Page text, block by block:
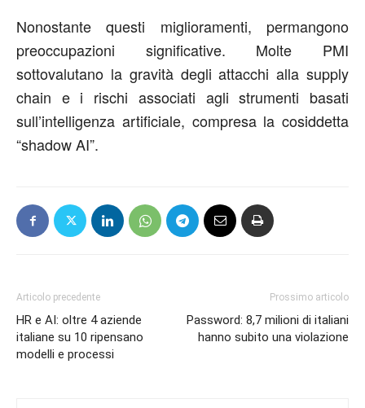
Nonostante questi miglioramenti, permangono
preoccupazioni significative. Molte PMI
sottovalutano la gravità degli attacchi alla supply
chain e i rischi associati agli strumenti basati
sull’intelligenza artificiale, compresa la cosiddetta
“shadow AI”.
Articolo precedente
HR e AI: oltre 4 aziende
italiane su 10 ripensano
modelli e processi
Prossimo articolo
Password: 8,7 milioni di italiani
hanno subito una violazione